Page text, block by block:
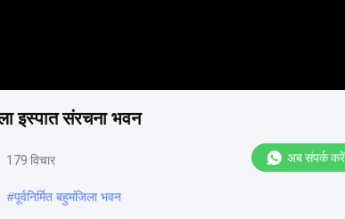
इस्पात संरचना भवन
179 विचार अब संपर्क करें
#पूर्वनिर्मित बहुमंजिला भवन